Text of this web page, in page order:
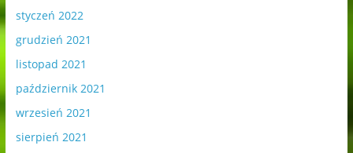
styczeń 2022
grudzień 2021
listopad 2021
październik 2021
wrzesień 2021
sierpień 2021